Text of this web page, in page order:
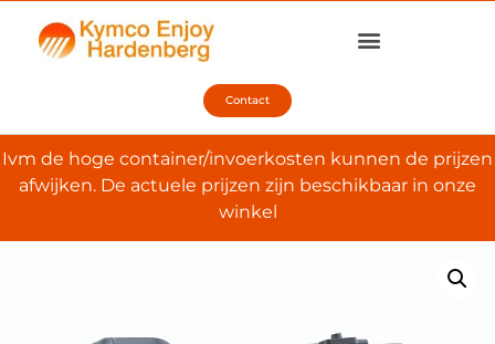
Contact
Ivm de hoge container/invoerkosten kunnen de prijzen
afwijken. De actuele prijzen zijn beschikbaar in onze
winkel